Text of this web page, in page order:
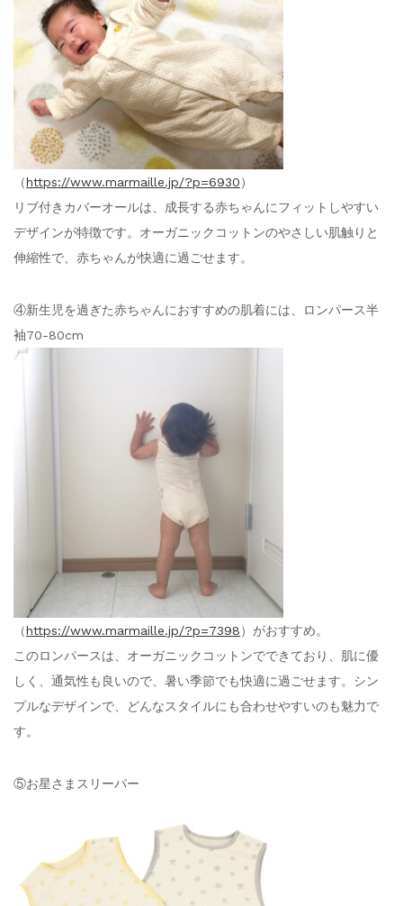
（https://www.marmaille.jp/?p=6930）
リブ付きカバーオールは、成長する赤ちゃんにフィットしやすい
デザインが特徴です。オーガニックコットンのやさしい肌触りと
伸縮性で、赤ちゃんが快適に過ごせます。
④新生児を過ぎた赤ちゃんにおすすめの肌着には、ロンパース半
袖70-80cm
（https://www.marmaille.jp/?p=7398）がおすすめ。
このロンパースは、オーガニックコットンでできており、肌に優
しく、通気性も良いので、暑い季節でも快適に過ごせます。シン
プルなデザインで、どんなスタイルにも合わせやすいのも魅力で
す。
⑤お星さまスリーパー